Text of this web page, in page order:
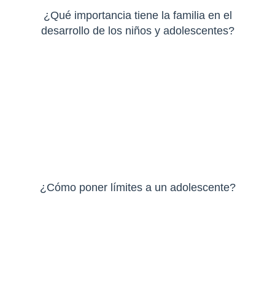
¿Qué importancia tiene la familia en el
desarrollo de los niños y adolescentes?
¿Cómo poner límites a un adolescente?